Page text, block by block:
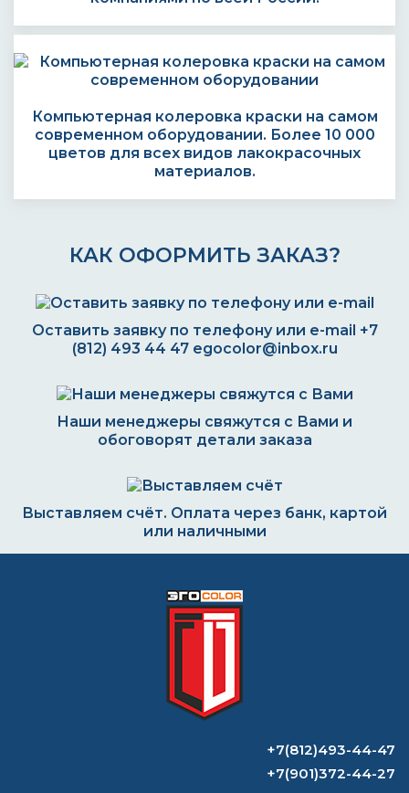
Компьютерная колеровка краски на самом
современном оборудовании. Более 10 000
цветов для всех видов лакокрасочных
материалов.
КАК ОФОРМИТЬ ЗАКАЗ?
Оставить заявку по телефону или e-mail +7
(812) 493 44 47 egocolor@inbox.ru
Наши менеджеры свяжутся с Вами и
обоговорят детали заказа
Выставляем счёт. Оплата через банк, картой
или наличными
Формируем заказ и отправляем транспортной
компанией
ВОПРОС-ОТВЕТ
Какой самый мощный растворитель?
+7(812)493-44-47
+7(901)372-44-27